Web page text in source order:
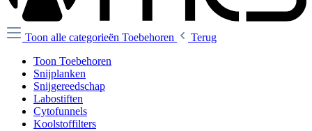
Toon alle categorieën Toebehoren
Terug
Toon Toebehoren
Snijplanken
Snijgereedschap
Labostiften
Cytofunnels
Koolstoffilters